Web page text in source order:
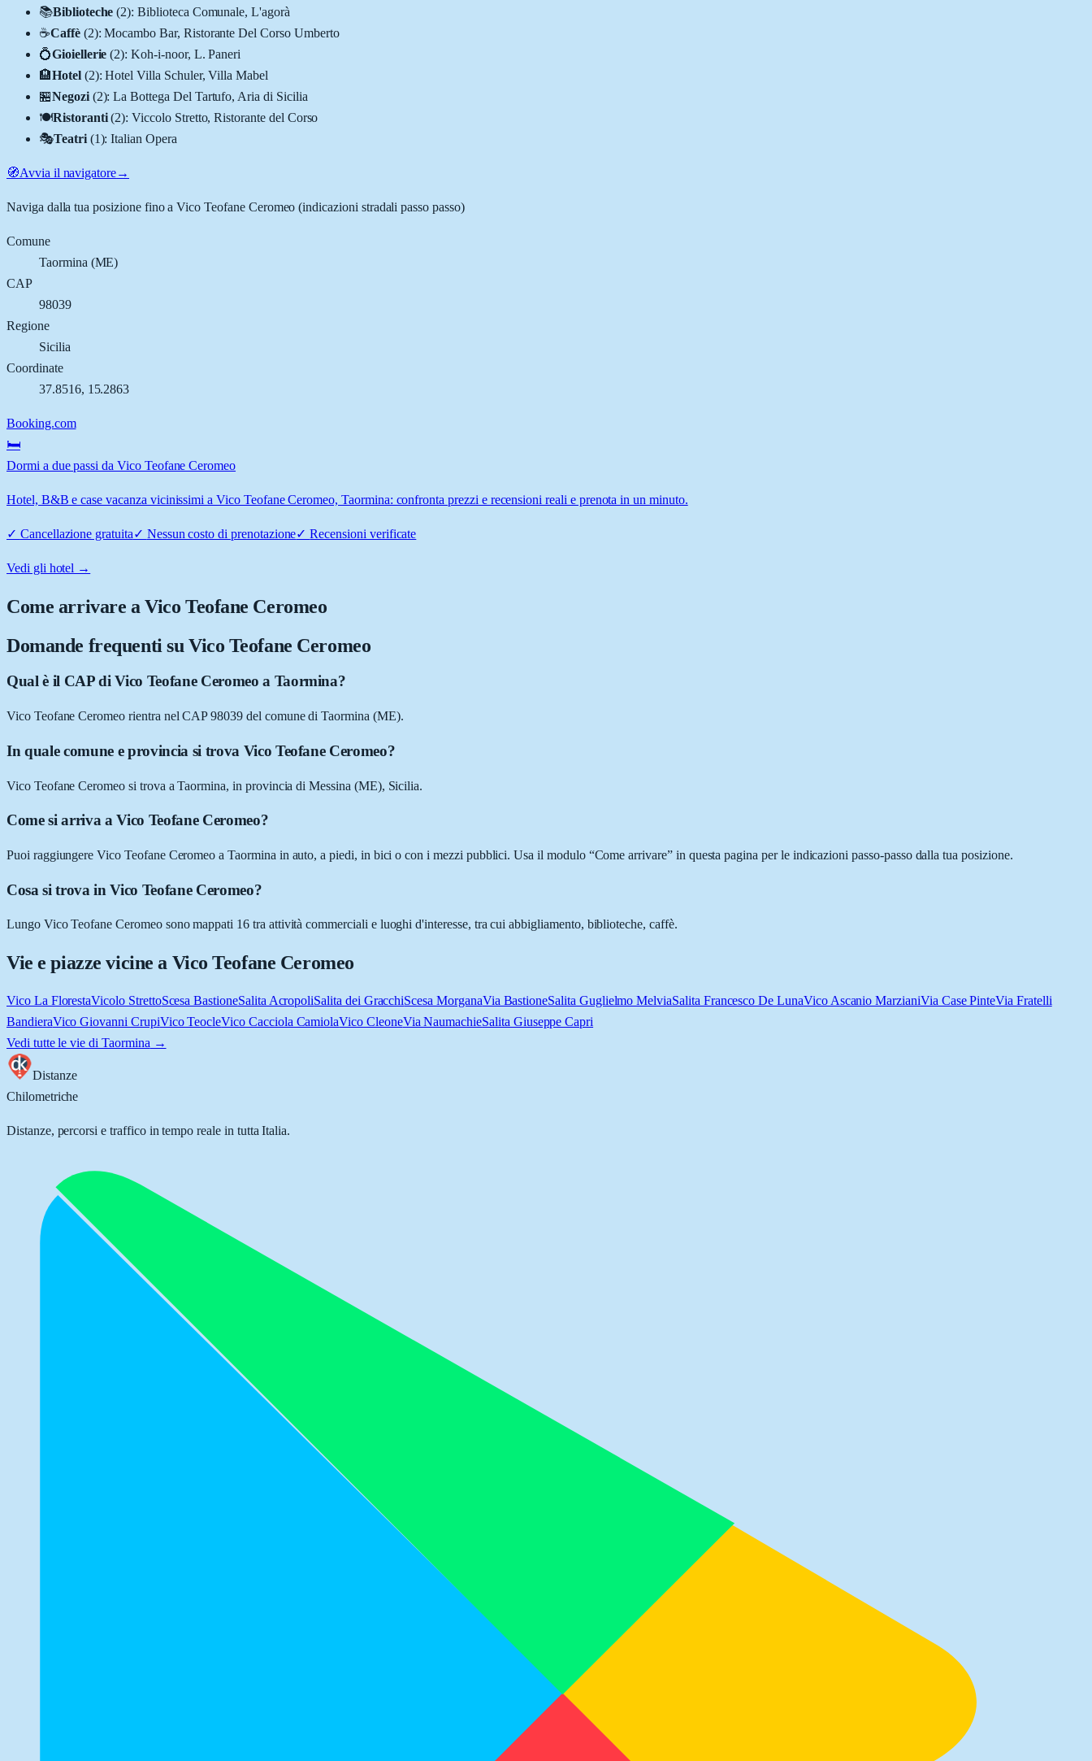
📚Biblioteche (2):Biblioteca Comunale, L'agorà
☕Caffè (2):Mocambo Bar, Ristorante Del Corso Umberto
💍Gioiellerie (2):Koh-i-noor, L. Paneri
🏨Hotel (2):Hotel Villa Schuler, Villa Mabel
🏪Negozi (2):La Bottega Del Tartufo, Aria di Sicilia
🍽️Ristoranti (2):Viccolo Stretto, Ristorante del Corso
🎭Teatri (1):Italian Opera
🧭Avvia il navigatore→
Naviga dalla tua posizione fino aVico Teofane Ceromeo (indicazioni stradali passo passo)
Comune
Taormina (ME)
CAP
98039
Regione
Sicilia
Coordinate
37.8516, 15.2863
Booking.com
🛏️
Dormi a due passi da Vico Teofane Ceromeo
Hotel, B&B e case vacanza vicinissimi a Vico Teofane Ceromeo, Taormina: confronta prezzi e recensioni reali e prenota in un minuto.
✓ Cancellazione gratuita✓ Nessun costo di prenotazione✓Recensioni verificate
Vedi gli hotel →
Come arrivare aVico Teofane Ceromeo
Domande frequenti su Vico Teofane Ceromeo
Qual è il CAP di Vico Teofane Ceromeo a Taormina?
Vico Teofane Ceromeo rientra nel CAP 98039 del comune di Taormina (ME).
In quale comune e provincia si trova Vico Teofane Ceromeo?
Vico Teofane Ceromeo si trova a Taormina, in provincia di Messina (ME), Sicilia.
Come si arriva a Vico Teofane Ceromeo?
Puoi raggiungere Vico Teofane Ceromeo a Taormina in auto, a piedi, in bici o con i mezzi pubblici. Usa il modulo “Come arrivare” in questa pagina per le indicazioni passo-passo dalla tua posizione.
Cosa si trova in Vico Teofane Ceromeo?
Lungo Vico Teofane Ceromeo sono mappati 16 tra attività commerciali e luoghi d'interesse, tra cui abbigliamento, biblioteche, caffè.
Vie e piazze vicine a Vico Teofane Ceromeo
Vico La FlorestaVicolo StrettoScesa BastioneSalita AcropoliSalita dei GracchiScesa MorganaVia BastioneSalita Guglielmo MelviaSalita Francesco De LunaVico Ascanio MarzianiVia Case PinteVia Fratelli
BandieraVico Giovanni CrupiVico TeocleVico Cacciola CamiolaVico CleoneVia NaumachieSalita Giuseppe Capri
Vedi tutte le vie di Taormina →
Distanze
Chilometriche
Distanze, percorsi e traffico in tempo reale in tutta Italia.